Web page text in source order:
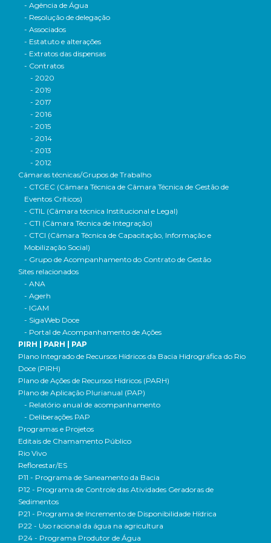
- Agência de Água
- Resolução de delegação
- Associados
- Estatuto e alterações
- Extratos das dispensas
- Contratos
- 2020
- 2019
- 2017
- 2016
- 2015
- 2014
- 2013
- 2012
Câmaras técnicas/Grupos de Trabalho
- CTGEC (Câmara Técnica de Câmara Técnica de Gestão de
Eventos Críticos)
- CTIL (Câmara técnica Institucional e Legal)
- CTI (Câmara Técnica de Integração)
- CTCI (Câmara Técnica de Capacitação, Informação e
Mobilização Social)
- Grupo de Acompanhamento do Contrato de Gestão
Sites relacionados
- ANA
- Agerh
- IGAM
- SigaWeb Doce
- Portal de Acompanhamento de Ações
PIRH | PARH | PAP
Plano Integrado de Recursos Hídricos da Bacia Hidrográfica do Rio
Doce (PIRH)
Plano de Ações de Recursos Hídricos (PARH)
Plano de Aplicação Plurianual (PAP)
- Relatório anual de acompanhamento
- Deliberações PAP
Programas e Projetos
Editais de Chamamento Público
Rio Vivo
Reflorestar/ES
P11 - Programa de Saneamento da Bacia
P12 - Programa de Controle das Atividades Geradoras de
Sedimentos
P21 - Programa de Incremento de Disponibilidade Hídrica
P22 - Uso racional da água na agricultura
P24 - Programa Produtor de Água